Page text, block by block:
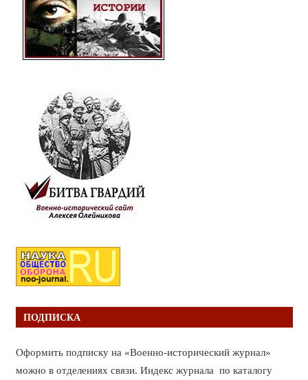
ПОДПИСКА
Оформить подписку на «Военно-исторический журнал»
можно в отделениях связи. Индекс журнала по каталогу